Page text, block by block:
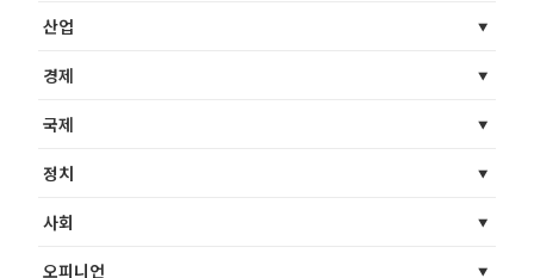
산업
경제
국제
정치
사회
오피니언